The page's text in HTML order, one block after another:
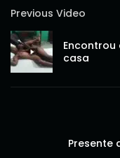
Previous Video
Encontrou
casa
Presente